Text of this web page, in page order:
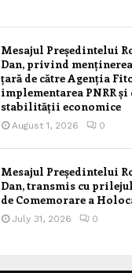
Mesajul Președintelui
Dan, privind
țară de către Agenția
implementarea PNRR
stabilității economice
August 1, 2026 0
Mesajul Președintelui
Dan, transmis cu
de Comemorare a
July 31, 2026 0